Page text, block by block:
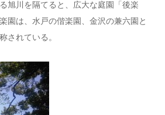
旭川を隔てると、広大な庭園「後楽
園は、水戸の偕楽園、金沢の兼六園と
されている。